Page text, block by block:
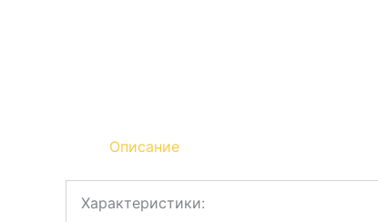
Описание
Характеристики: